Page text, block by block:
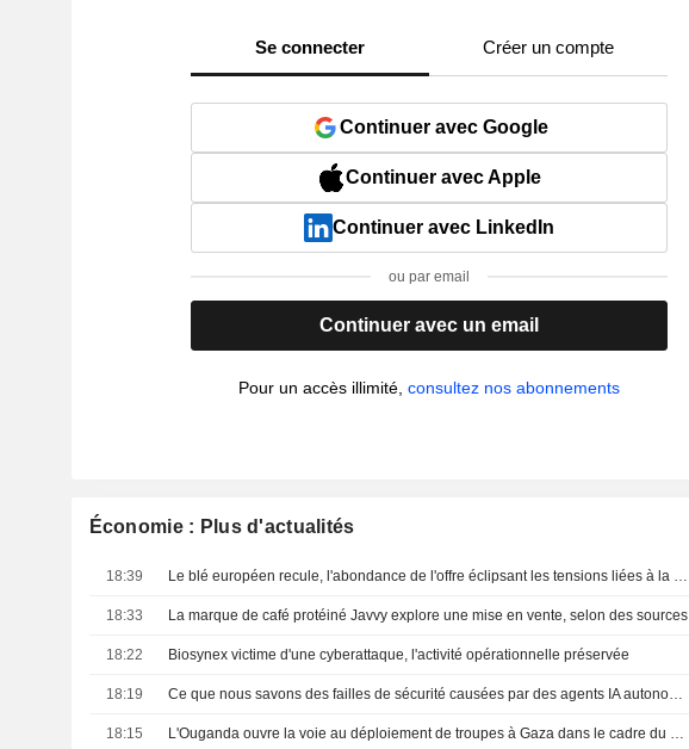
Se connecter Créer un compte
Continuer avec Google
Continuer avec Apple
Continuer avec LinkedIn
ou par email
Continuer avec un email
Pour un accès illimité,consultez nos abonnements
Économie : Plus d'actualités
18:39 Le blé européen recule, l'abondance de l'offre éclipsant les tensions liées à la guerre en mer Noire
18:33 La marque de café protéiné Javvy explore une mise en vente, selon des sources
18:22 Biosynex victime d'une cyberattaque, l'activité opérationnelle préservée
18:19 Ce que nous savons des failles de sécurité causées par des agents IA autonomes
18:15 L'Ouganda ouvre la voie au déploiement de troupes à Gaza dans le cadre du plan Trump